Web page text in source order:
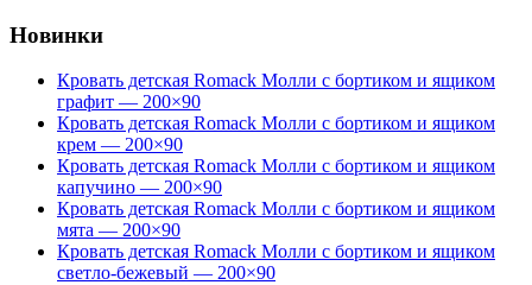
Новинки
Кровать детская Romack Молли с бортиком и ящиком
графит — 200×90
Кровать детская Romack Молли с бортиком и ящиком
крем — 200×90
Кровать детская Romack Молли с бортиком и ящиком
капучино — 200×90
Кровать детская Romack Молли с бортиком и ящиком
мята — 200×90
Кровать детская Romack Молли с бортиком и ящиком
светло-бежевый — 200×90